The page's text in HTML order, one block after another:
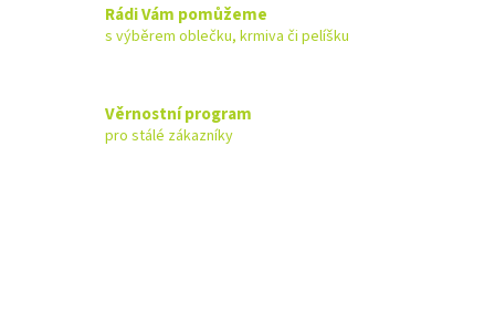
Rádi Vám pomůžeme
s výběrem oblečku, krmiva či pelíšku
Věrnostní program
pro stálé zákazníky